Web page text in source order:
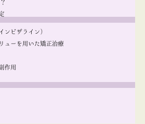
ンビザライン）
ューを用いた矯正治療
作用